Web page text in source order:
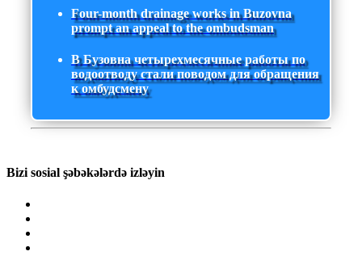
Four-month drainage works in Buzovna
prompt an appeal to the ombudsman
В Бузовна четырехмесячные работы по
водоотводу стали поводом для обращения
к омбудсмену
Bizi sosial şəbəkələrdə izləyin